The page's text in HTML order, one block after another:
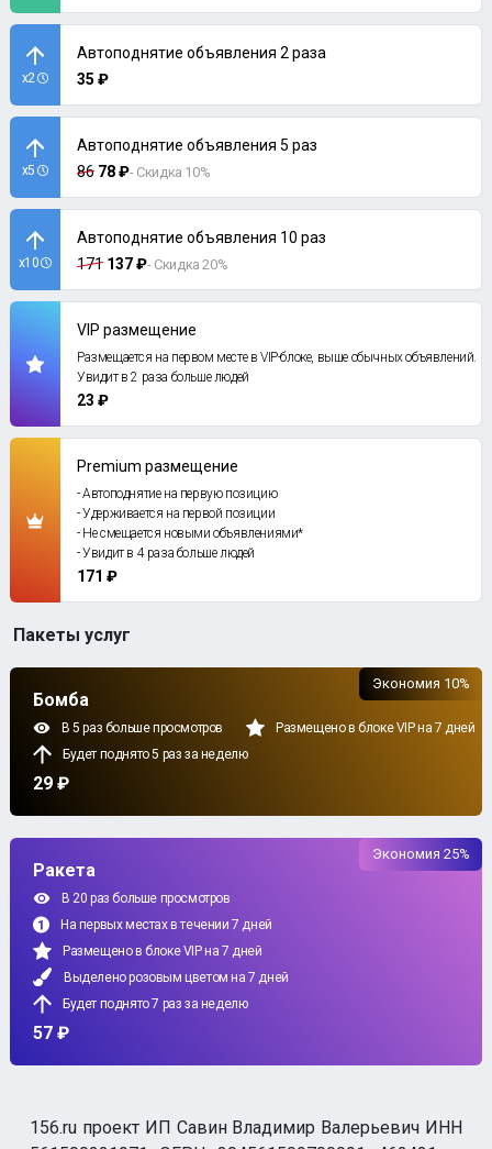
x2
Автоподнятие объявления 2 раза
35 ₽
x5
Автоподнятие объявления 5 раз
86 78 ₽- Скидка 10%
x10
Автоподнятие объявления 10 раз
171 137 ₽- Скидка 20%
VIP размещение
Размещается на первом месте в VIP-блоке, выше обычных объявлений.
Увидит в 2 раза больше людей
23 ₽
Premium размещение
- Автоподнятие на первую позицию
- Удерживается на первой позиции
- Не смещается новыми объявлениями*
- Увидит в 4 раза больше людей
171 ₽
Пакеты услуг
Бомба
В 5 раз больше просмотров
Размещено в блоке VIP на 7 дней
Будет поднято 5 раз за неделю
29 ₽
Экономия 10%
Ракета
В 20 раз больше просмотров
На первых местах в течении 7 дней
Размещено в блоке VIP на 7 дней
Выделено розовым цветом на 7 дней
Будет поднято 7 раз за неделю
57 ₽
Экономия 25%
156.ru проект ИП Савин Владимир Валерьевич ИНН